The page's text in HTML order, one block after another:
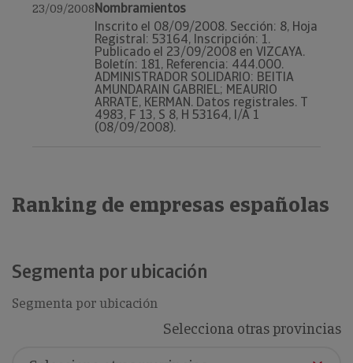
23/09/2008Nombramientos
Inscrito el 08/09/2008. Sección: 8, Hoja
Registral: 53164, Inscripción: 1.
Publicado el 23/09/2008 en VIZCAYA.
Boletín: 181, Referencia: 444.000.
ADMINISTRADOR SOLIDARIO: BEITIA
AMUNDARAIN GABRIEL; MEAURIO
ARRATE, KERMAN. Datos registrales. T
4983, F 13, S 8, H 53164, I/A 1
(08/09/2008).
Ranking de empresas españolas
Segmenta por ubicación
Segmenta por ubicación
Selecciona otras provincias